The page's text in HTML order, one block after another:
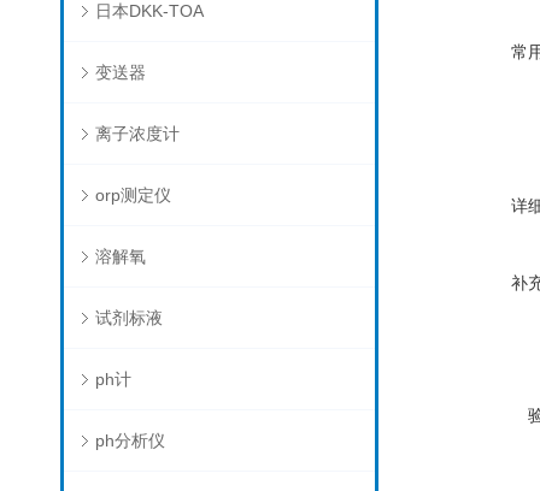
日本DKK-TOA
变送器
离子浓度计
orp测定仪
溶解氧
试剂标液
ph计
ph分析仪
常
详
补